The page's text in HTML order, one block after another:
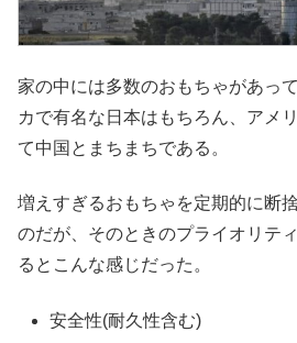
家の中には多数のおもちゃがあっ
カで有名な日本はもちろん、アメ
て中国とまちまちである。
増えすぎるおもちゃを定期的に断
のだが、そのときのプライオリテ
るとこんな感じだった。
安全性(耐久性含む)